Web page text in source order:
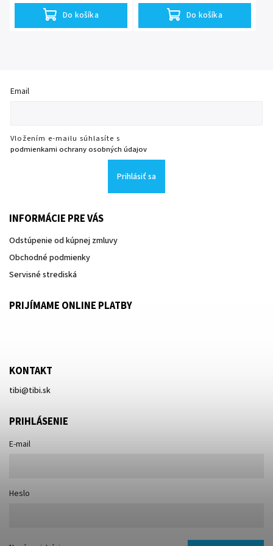
Do košíka Do košíka
Email
Vložením e-mailu súhlasíte s
podmienkami ochrany osobných údajov
Prihlásiť sa
INFORMÁCIE PRE VÁS
Odstúpenie od kúpnej zmluvy
Obchodné podmienky
Servisné strediská
PRIJÍMAME ONLINE PLATBY
KONTAKT
tibi@tibi.sk
PRIHLÁSENIE
E-mail
Heslo